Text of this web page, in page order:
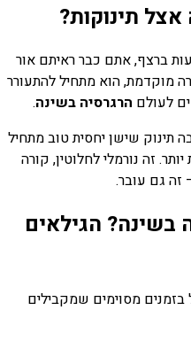
תינוקות?
נהדר — התינוק ישן 5-6 שעות ברצף, אתם כבר ראיתם אור
מוקדמת, הוא מתחיל להתעורר
לעולם הרגרסיה בשינה.
תינוק שישן יחסית טוב מתחיל
זה נורמלי לחלוטין, קורה
זה גם עובר.
הגילאים
מסוימים שמקבילים